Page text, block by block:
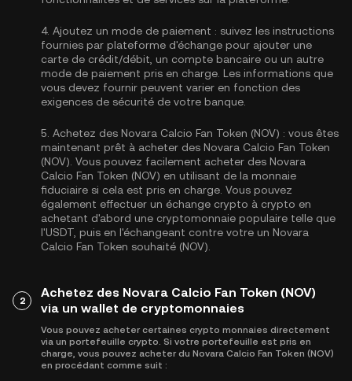
4. Ajoutez un mode de paiement : suivez les instructions
fournies par plateforme d'échange pour ajouter une
carte de crédit/débit, un compte bancaire ou un autre
mode de paiement pris en charge. Les informations que
vous devez fournir peuvent varier en fonction des
exigences de sécurité de votre banque.
5. Achetez des Novara Calcio Fan Token (NOV) : vous êtes
maintenant prêt à acheter des Novara Calcio Fan Token
(NOV). Vous pouvez facilement acheter des Novara
Calcio Fan Token (NOV) en utilisant de la monnaie
fiduciaire si cela est pris en charge. Vous pouvez
également effectuer un échange crypto à crypto en
achetant d'abord une cryptomonnaie populaire telle que
l'USDT , puis en l'échangeant contre votre un Novara
Calcio Fan Token souhaité (NOV).
2
Achetez des Novara Calcio Fan Token (NOV)
via un wallet de cryptomonnaies
Vous pouvez acheter certaines crypto monnaies directement
via un portefeuille crypto. Si votre portefeuille est pris en
charge, vous pouvez acheter du Novara Calcio Fan Token (NOV)
en procédant comme suit :